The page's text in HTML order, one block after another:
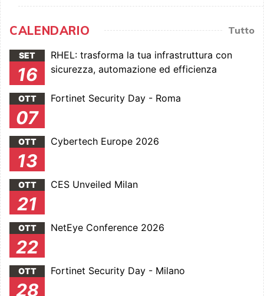
CALENDARIO Tutto
SET
16
RHEL: trasforma la tua infrastruttura con
sicurezza, automazione ed efficienza
OTT
07
Fortinet Security Day - Roma
OTT
13
Cybertech Europe 2026
OTT
21
CES Unveiled Milan
OTT
22
NetEye Conference 2026
OTT
28
Fortinet Security Day - Milano